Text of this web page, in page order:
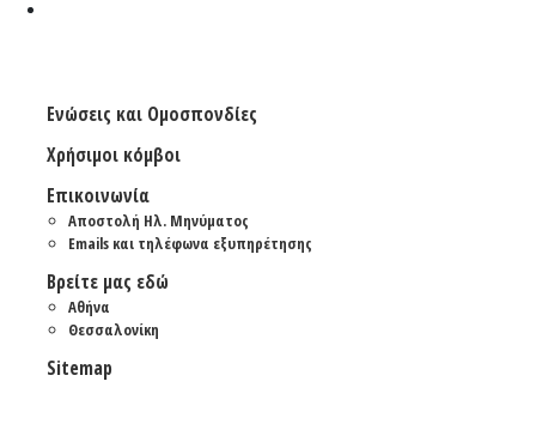
Ενώσεις και Ομοσπονδίες
Χρήσιμοι κόμβοι
Επικοινωνία
Αποστολή Ηλ. Μηνύματος
Emails και τηλέφωνα εξυπηρέτησης
Βρείτε μας εδώ
Αθήνα
Θεσσαλονίκη
Sitemap